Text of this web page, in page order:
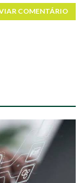
COMENTÁRIO